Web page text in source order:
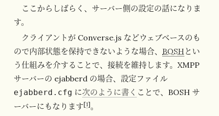
ここからしばらく、サーバー側の設定の話になりま
す。
クライアントが Converse.js などウェブベースのも
ので内部状態を保持できないような場合、 BOSH とい
う仕組みを介することで、接続を維持します。XMPP
サーバーの ejabberd の場合、設定ファイル
ejabberd.cfg に次のように書く ことで、BOSH サ
ーバーにもなります[1]。